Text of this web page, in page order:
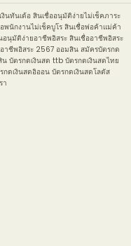
นทันเด้อ สินเชื่ออนุมัติง่ายไม่เช็คภาระ
พนักงานไม่เช็คบูโร สินเชื่อพ่อค้าแม่ค้า
นุมัติง่ายอาชีพอิสระ สินเชื่ออาชีพอิสระ
อาชีพอิสระ 2567 ออมสิน สมัครบัตรกด
บัตรกดเงินสด ttb บัตรกดเงินสดไทย
ดเงินสดอิออน บัตรกดเงินสดโลตัส
า